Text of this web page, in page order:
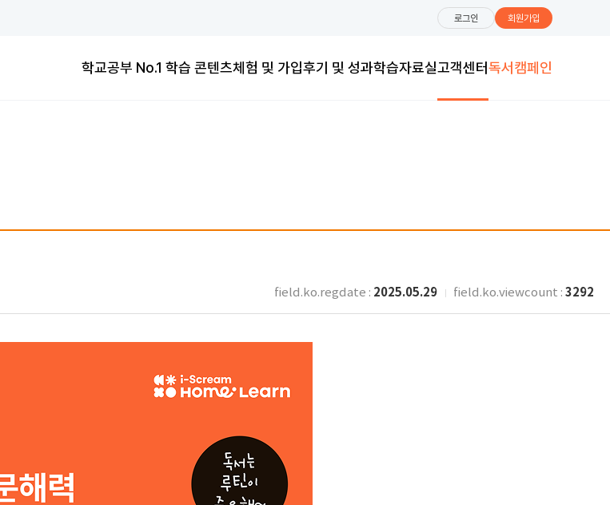
로그인 회원가입
교과연계100%
학교공부 No.1 학습 콘텐츠체험 및 가입후기 및 성과학습자료실고객센터독서캠페인
field.ko.regdate : 2025.05.29 field.ko.viewcount : 3292